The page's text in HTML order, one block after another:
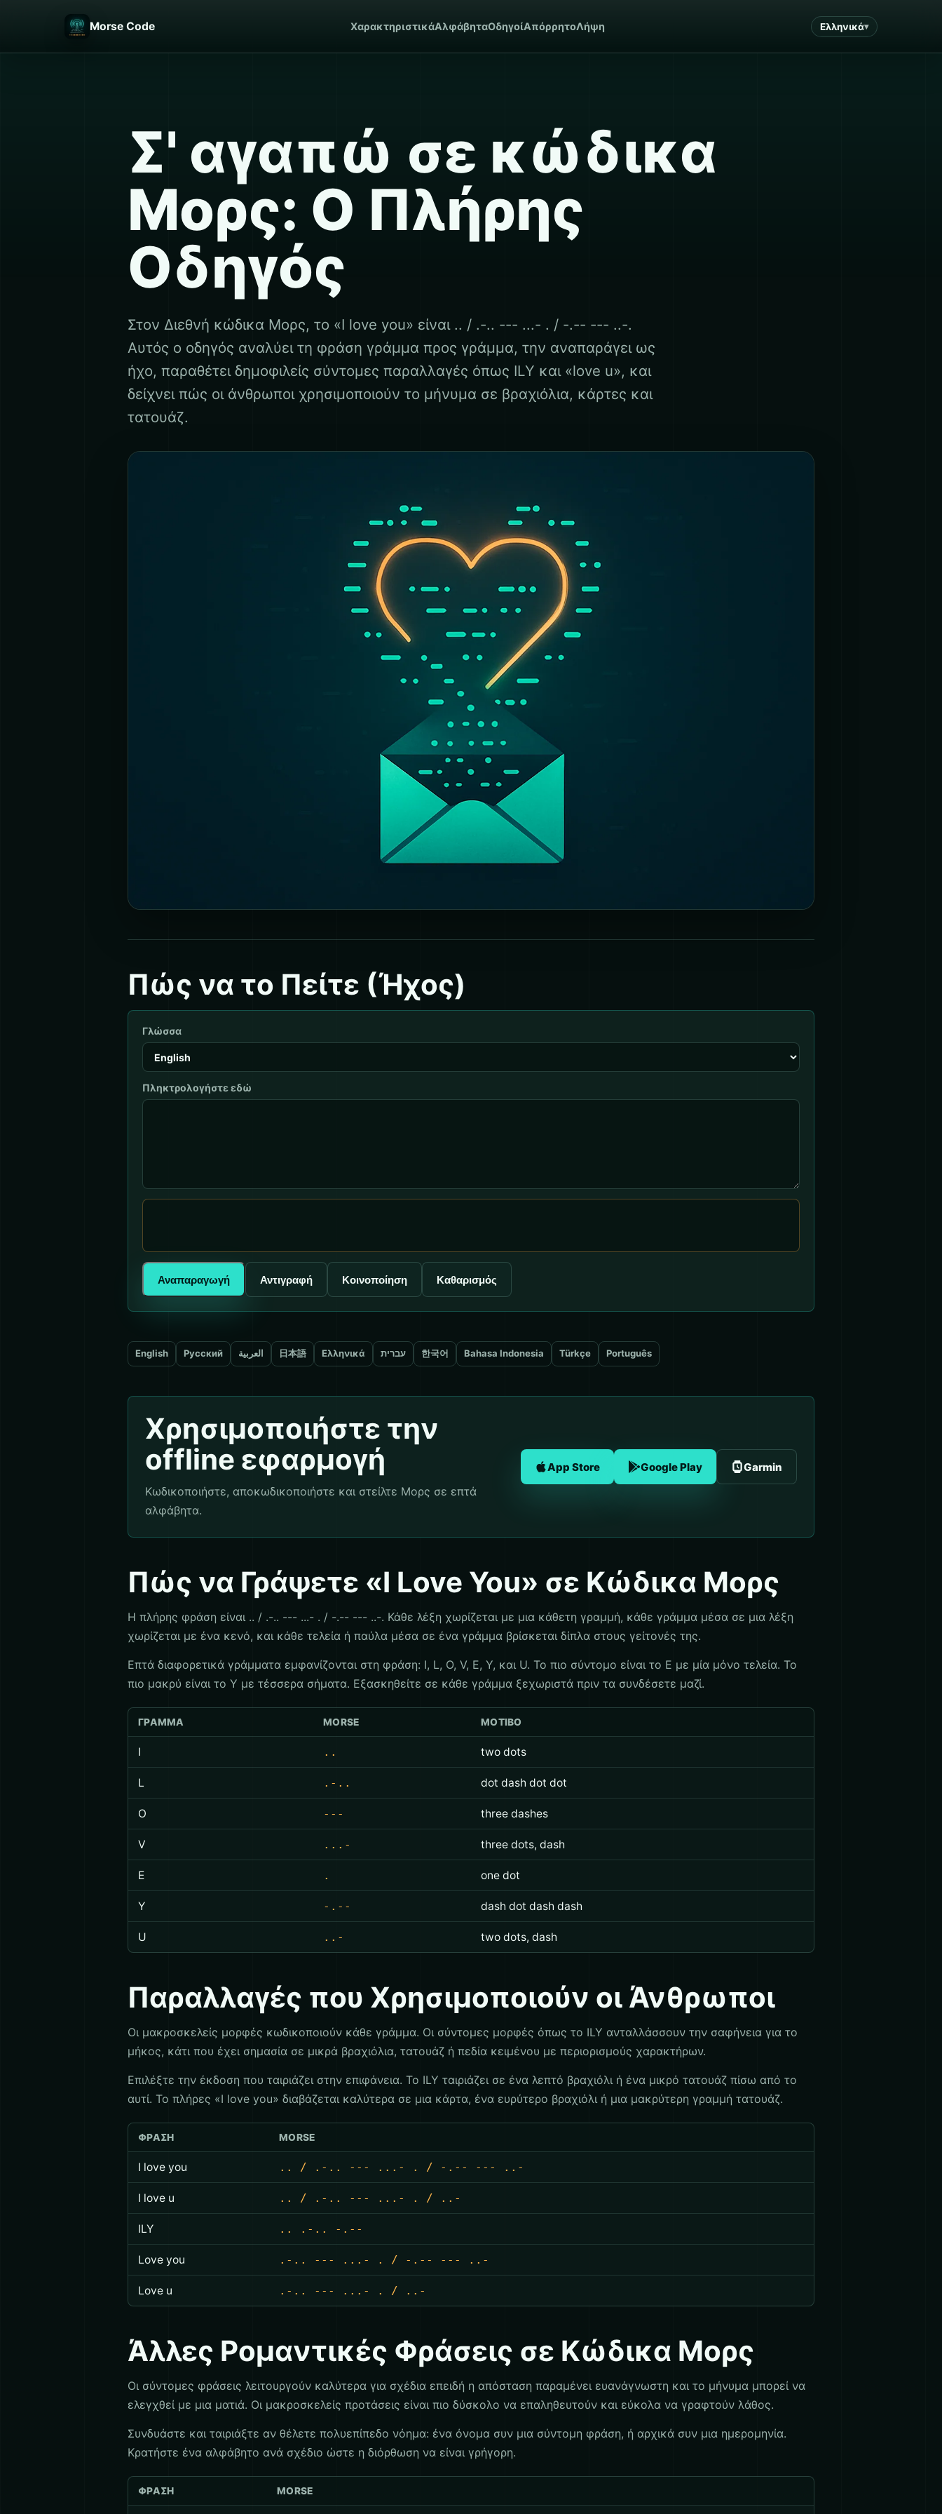
Morse Code ΧαρακτηριστικάΑλφάβηταΟδηγοίΑπόρρητοΛήψη Ελληνικά
Σ' αγαπώ σε κώδικα
Μορς: Ο Πλήρης
Οδηγός
Στον Διεθνή κώδικα Μορς, το «I love you» είναι .. / .-.. --- ...- . / -.-- --- ..-.
Αυτός ο οδηγός αναλύει τη φράση γράμμα προς γράμμα, την αναπαράγει ως
ήχο, παραθέτει δημοφιλείς σύντομες παραλλαγές όπως ILY και «love u», και
δείχνει πώς οι άνθρωποι χρησιμοποιούν το μήνυμα σε βραχιόλια, κάρτες και
τατουάζ.
Πώς να το Πείτε (Ήχος)
Γλώσσα
Πληκτρολογήστε εδώ
Αναπαραγωγή Αντιγραφή Κοινοποίηση Καθαρισμός
English Русский العربية 日本語 Ελληνικά עברית 한국어 Bahasa Indonesia Türkçe Português
Χρησιμοποιήστε την
offline εφαρμογή
Κωδικοποιήστε, αποκωδικοποιήστε και στείλτε Μορς σε επτά
αλφάβητα.
App Store Google Play Garmin
Πώς να Γράψετε «I Love You» σε Κώδικα Μορς
Η πλήρης φράση είναι .. / .-.. --- ...- . / -.-- --- ..-. Κάθε λέξη χωρίζεται με μια κάθετη γραμμή, κάθε γράμμα μέσα σε μια λέξη
χωρίζεται με ένα κενό, και κάθε τελεία ή παύλα μέσα σε ένα γράμμα βρίσκεται δίπλα στους γείτονές της.
Επτά διαφορετικά γράμματα εμφανίζονται στη φράση: I, L, O, V, E, Y, και U. Το πιο σύντομο είναι το E με μία μόνο τελεία. Το
πιο μακρύ είναι το Y με τέσσερα σήματα. Εξασκηθείτε σε κάθε γράμμα ξεχωριστά πριν τα συνδέσετε μαζί.
ΓΡΆΜΜΑ MORSE ΜΟΤΊΒΟ
I .. two dots
L .-.. dot dash dot dot
O --- three dashes
V ...- three dots, dash
E . one dot
Y -.-- dash dot dash dash
U ..- two dots, dash
Παραλλαγές που Χρησιμοποιούν οι Άνθρωποι
Οι μακροσκελείς μορφές κωδικοποιούν κάθε γράμμα. Οι σύντομες μορφές όπως το ILY ανταλλάσσουν την σαφήνεια για το
μήκος, κάτι που έχει σημασία σε μικρά βραχιόλια, τατουάζ ή πεδία κειμένου με περιορισμούς χαρακτήρων.
Επιλέξτε την έκδοση που ταιριάζει στην επιφάνεια. Το ILY ταιριάζει σε ένα λεπτό βραχιόλι ή ένα μικρό τατουάζ πίσω από το
αυτί. Το πλήρες «I love you» διαβάζεται καλύτερα σε μια κάρτα, ένα ευρύτερο βραχιόλι ή μια μακρύτερη γραμμή τατουάζ.
ΦΡΆΣΗ MORSE
I love you .. / .-.. --- ...- . / -.-- --- ..-
I love u .. / .-.. --- ...- . / ..-
ILY .. .-.. -.--
Love you .-.. --- ...- . / -.-- --- ..-
Love u .-.. --- ...- . / ..-
Άλλες Ρομαντικές Φράσεις σε Κώδικα Μορς
Οι σύντομες φράσεις λειτουργούν καλύτερα για σχέδια επειδή η απόσταση παραμένει ευανάγνωστη και το μήνυμα μπορεί να
ελεγχθεί με μια ματιά. Οι μακροσκελείς προτάσεις είναι πιο δύσκολο να επαληθευτούν και εύκολα να γραφτούν λάθος.
Συνδυάστε και ταιριάξτε αν θέλετε πολυεπίπεδο νόημα: ένα όνομα συν μια σύντομη φράση, ή αρχικά συν μια ημερομηνία.
Κρατήστε ένα αλφάβητο ανά σχέδιο ώστε η διόρθωση να είναι γρήγορη.
ΦΡΆΣΗ MORSE